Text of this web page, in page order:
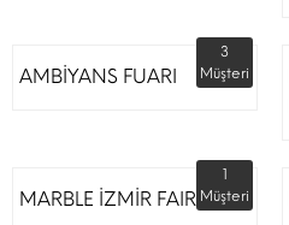
AMBİYANS FUARI
3
Müşteri
MARBLE İZMİR FAIR
1
Müşteri